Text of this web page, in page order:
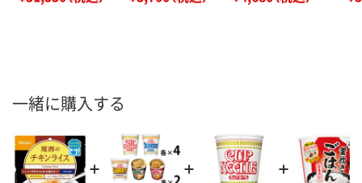
一緒に購入する